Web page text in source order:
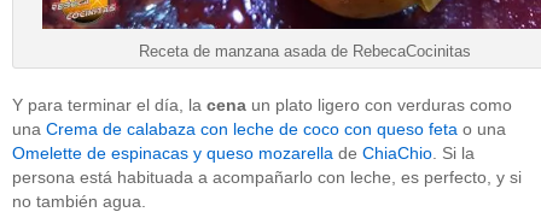
Receta de manzana asada de RebecaCocinitas
Y para terminar el día, la cena un plato ligero con verduras como
una Crema de calabaza con leche de coco con queso feta o una
Omelette de espinacas y queso mozarella de ChiaChio . Si la
persona está habituada a acompañarlo con leche, es perfecto, y si
no también agua.